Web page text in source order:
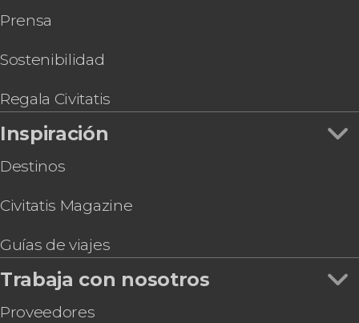
Prensa
Sostenibilidad
Regala Civitatis
Inspiración
Destinos
Civitatis Magazine
Guías de viajes
Trabaja con nosotros
Proveedores